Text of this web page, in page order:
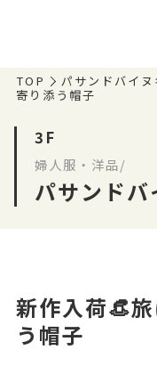
TOP パサンドバイヌ
寄り添う帽子
3F
婦人服・洋品/
パサンド
新作入荷👒
う帽子